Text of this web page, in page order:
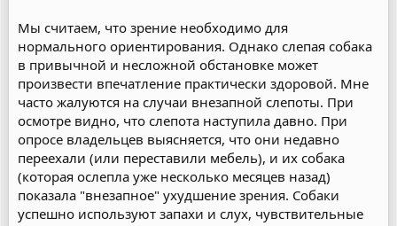
Мы считаем, что зрение необходимо для
нормального ориентирования. Однако слепая собака
в привычной и несложной обстановке может
произвести впечатление практически здоровой. Мне
часто жалуются на случаи внезапной слепоты. При
осмотре видно, что слепота наступила давно. При
опросе владельцев выясняется, что они недавно
переехали (или переставили мебель), и их собака
(которая ослепла уже несколько месяцев назад)
показала "внезапное" ухудшение зрения. Собаки
успешно используют запахи и слух, чувствительные